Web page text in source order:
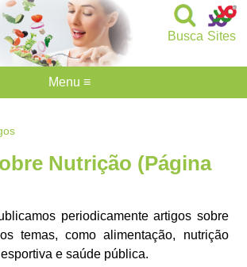
Sites
Busca
Nutrição (Página
periodicamente artigos sobre
temas, como alimentação, nutrição
e saúde pública.